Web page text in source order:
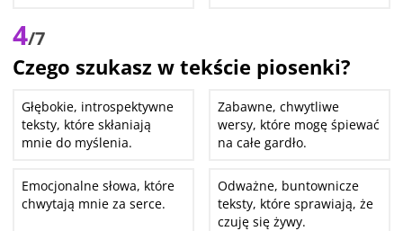
4/7
Czego szukasz w tekście piosenki?
Głębokie, introspektywne
teksty, które skłaniają
mnie do myślenia.
Zabawne, chwytliwe
wersy, które mogę śpiewać
na całe gardło.
Emocjonalne słowa, które
chwytają mnie za serce.
Odważne, buntownicze
teksty, które sprawiają, że
czuję się żywy.